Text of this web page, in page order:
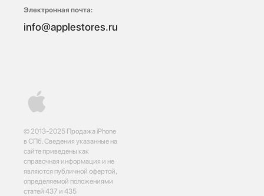
© 2013-2025 Продажа iPhone
в СПб. Сведения указанные на
сайте приведены как
справочная информация и не
являются публичной офертой,
определяемой положениями
статей 437 и 435
Электронная почта:
info@applestores.ru